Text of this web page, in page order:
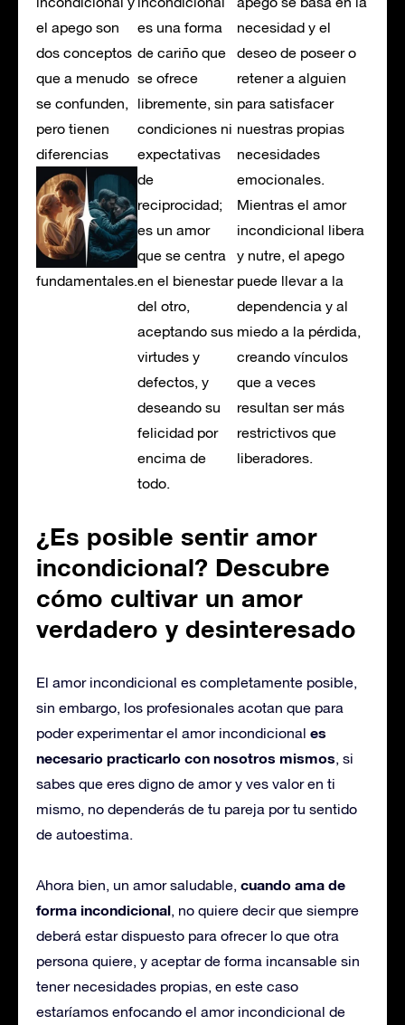
el apego son
dos conceptos
que a menudo
se confunden,
pero tienen
diferencias
fundamentales.
es una forma
de cariño que
se ofrece
libremente, sin
condiciones ni
expectativas
de
reciprocidad;
es un amor
que se centra
en el bienestar
del otro,
aceptando sus
virtudes y
defectos, y
deseando su
felicidad por
encima de
todo.
necesidad y el
deseo de poseer o
retener a alguien
para satisfacer
nuestras propias
necesidades
emocionales.
Mientras el amor
incondicional libera
y nutre, el apego
puede llevar a la
dependencia y al
miedo a la pérdida,
creando vínculos
que a veces
resultan ser más
restrictivos que
liberadores.
¿Es posible sentir amor
incondicional? Descubre
cómo cultivar un amor
verdadero y desinteresado
El amor incondicional es completamente posible,
sin embargo, los profesionales acotan que para
poder experimentar el amor incondicional es
necesario practicarlo con nosotros mismos, si
sabes que eres digno de amor y ves valor en ti
mismo, no dependerás de tu pareja por tu sentido
de autoestima.
Ahora bien, un amor saludable, cuando ama de
forma incondicional, no quiere decir que siempre
deberá estar dispuesto para ofrecer lo que otra
persona quiere, y aceptar de forma incansable sin
tener necesidades propias, en este caso
estaríamos enfocando el amor incondicional de